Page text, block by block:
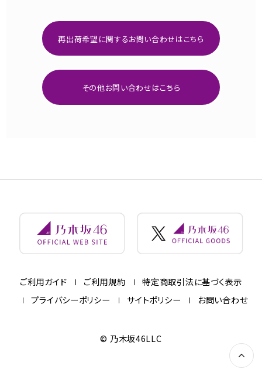
再出荷希望に関するお問い合わせはこちら
その他お問い合わせはこちら
ご利用ガイド ご利用規約
特定商取引法に基づく表示
プライバシーポリシー
サイトポリシー お問い合わせ
© 乃木坂46LLC